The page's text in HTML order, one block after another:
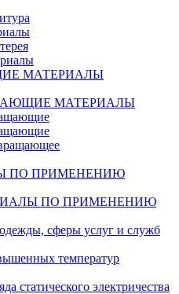
МАТЕРИАЛЫ
МАТЕРИАЛЫ
ПО ПРИМЕНЕНИЮ
ПО ПРИМЕНЕНИЮ
сферы услуг и служб
температур
статического электричества